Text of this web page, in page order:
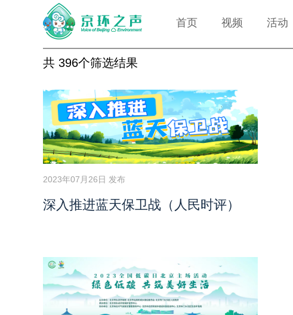
首页 视频 活动
共 396个筛选结果
2023年07月26日 发布
深入推进蓝天保卫战（人民时评）